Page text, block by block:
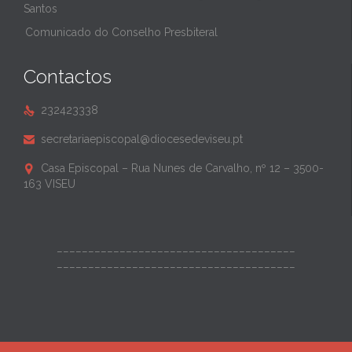
Santos
Comunicado do Conselho Presbiteral
Contactos
 232423338
 secretariaepiscopal@diocesedeviseu.pt

Casa Episcopal – Rua Nunes de Carvalho, nº 12 – 3500-
163 VISEU